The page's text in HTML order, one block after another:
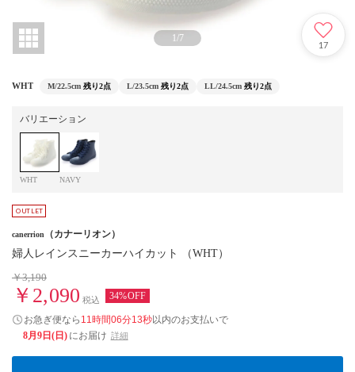
1/7
17
WHT M/22.5cm 残り2点 L/23.5cm 残り2点 LL/24.5cm 残り2点
バリエーション
WHT NAVY
canerrion （カナーリオン）
婦人レインスニーカーハイカット （WHT）
￥3,190
￥2,090 税込 34%OFF
お急ぎ便なら 11時間06分13秒以内のお支払いで
8月9日(日) にお届け 詳細